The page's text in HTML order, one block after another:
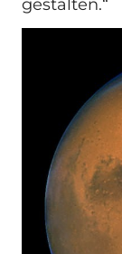
gestalten.“